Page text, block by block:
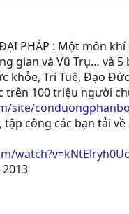
ĐẠI PHÁP : Một môn
gian và Vũ Trụ… và
khỏe, Trí Tuệ, Ðạo
trên 100 triệu người
site/
tập công các bạn tải
watch?v=kNtElryh0Uc